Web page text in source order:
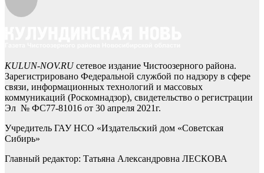
KULUN-NOV.RUсетевое издание Чистоозерного района.
Зарегистрировано Федеральной службой по надзору в сфере
связи, информационных технологий и массовых
коммуникаций (Роскомнадзор), свидетельство о регистрации
Эл № ФС77-81016 от 30 апреля 2021г.
Учредитель ГАУ НСО «Издательский дом «Советская
Сибирь»
Главный редактор: Татьяна Александровна ЛЕСКОВА